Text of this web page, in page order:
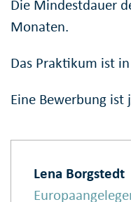
Die Mindestdauer
Monaten.
Das Praktikum ist
Eine Bewerbung
Lena Borgstedt